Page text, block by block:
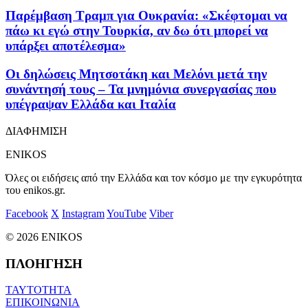
Παρέμβαση Τραμπ για Ουκρανία: «Σκέφτομαι να
πάω κι εγώ στην Τουρκία, αν δω ότι μπορεί να
υπάρξει αποτέλεσμα»
Οι δηλώσεις Μητσοτάκη και Μελόνι μετά την
συνάντησή τους – Τα μνημόνια συνεργασίας που
υπέγραψαν Ελλάδα και Ιταλία
ΔΙΑΦΗΜΙΣΗ
ENIKOS
Όλες οι ειδήσεις από την Ελλάδα και τον κόσμο με την εγκυρότητα
του enikos.gr.
Facebook X InstagramYouTube Viber
© 2026 ENIKOS
ΠΛΟΗΓΗΣΗ
ΤΑΥΤΟΤΗΤΑ
ΕΠΙΚΟΙΝΩΝΙΑ